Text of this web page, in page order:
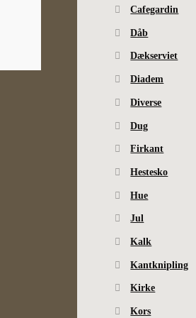
Cafegardin
Dåb
Dækserviet
Diadem
Diverse
Dug
Firkant
Hestesko
Hue
Jul
Kalk
Kantknipling
Kirke
Kors